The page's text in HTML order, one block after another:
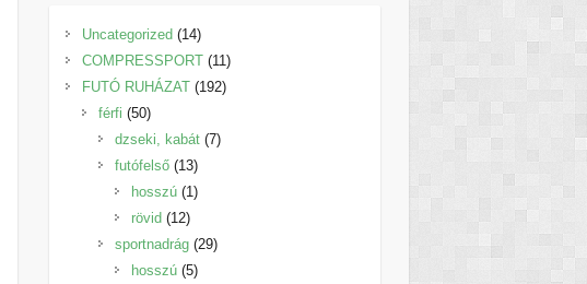
Uncategorized 1414
termék
COMPRESSPORT 1111
termék
FUTÓ RUHÁZAT 192192
férfi 5050
termék
dzseki, kabát 77
futófelső 1313
termék
hosszú 11
rövid 1212
termék
sportnadrág 2929
hosszú 55